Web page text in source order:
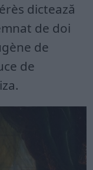
dictează
de doi
de
de